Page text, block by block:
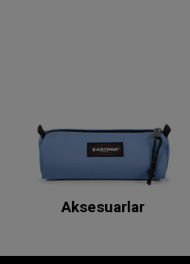
Aksesuarlar